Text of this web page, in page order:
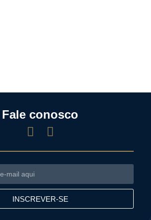
Fale conosco
INSCREVER-SE